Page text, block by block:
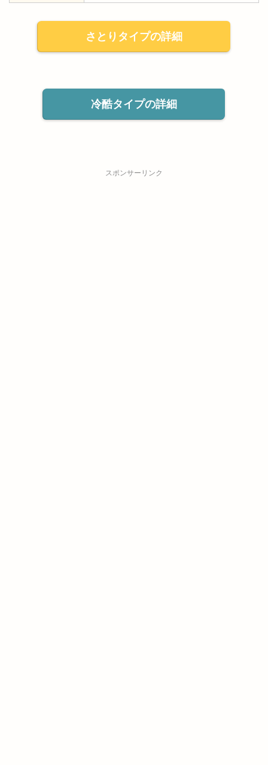
さとりタイプの詳細
冷酷タイプの詳細
スポンサーリンク